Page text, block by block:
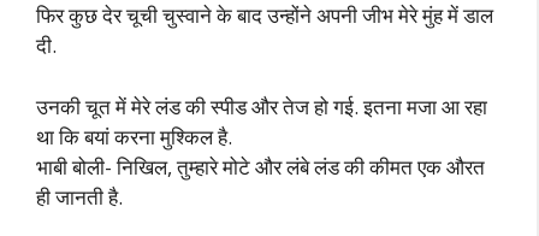
फिर कुछ देर चूची चुस्वाने के बाद उन्होंने अपनी जीभ मेरे मुंह में डाल
दी.
उनकी चूत में मेरे लंड की स्पीड और तेज हो गई. इतना मजा आ रहा
था कि बयां करना मुश्किल है.
भाबी बोली- निखिल, तुम्हारे मोटे और लंबे लंड की कीमत एक औरत
ही जानती है.